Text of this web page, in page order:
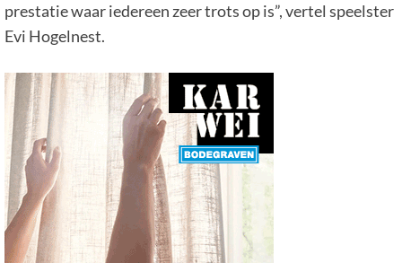
prestatie waar iedereen zeer trots op is”, vertel speelster
Evi Hogelnest.